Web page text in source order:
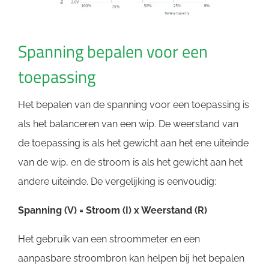
Spanning bepalen voor een
toepassing
Het bepalen van de spanning voor een toepassing is
als het balanceren van een wip. De weerstand van
de toepassing is als het gewicht aan het ene uiteinde
van de wip, en de stroom is als het gewicht aan het
andere uiteinde. De vergelijking is eenvoudig:
Spanning (V) = Stroom (I) x Weerstand (R)
Het gebruik van een stroommeter en een
aanpasbare stroombron kan helpen bij het bepalen